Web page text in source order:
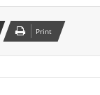
Print
से